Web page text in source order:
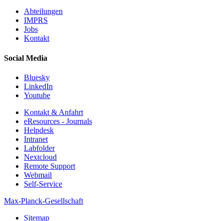
Abteilungen
IMPRS
Jobs
Kontakt
Social Media
Bluesky
LinkedIn
Youtube
Kontakt & Anfahrt
eResources - Journals
Helpdesk
Intranet
Labfolder
Nextcloud
Remote Support
Webmail
Self-Service
Max-Planck-Gesellschaft
Sitemap